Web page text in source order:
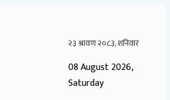
08 August 2026,
Saturday